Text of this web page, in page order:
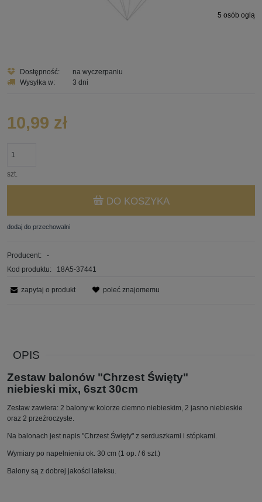
osób ogląda
Dostępność:
na wyczerpaniu
Wysyłka w:
3 dni
10,99 zł
szt.
DO KOSZYKA
dodaj do przechowalni
Producent:
-
Kod produktu:
18A5-37441
zapytaj o produkt poleć znajomemu
OPIS
Zestaw balonów "Chrzest Święty"
niebieski mix, 6szt 30cm
Zestaw zawiera: 2 balony w kolorze ciemno niebieskim, 2 jasno niebieskie
oraz 2 przeźroczyste.
Na balonach jest napis "Chrzest Święty" z serduszkami i stópkami.
Wymiary po napełnieniu ok. 30 cm (1 op. / 6 szt.)
Balony są z dobrej jakości lateksu.